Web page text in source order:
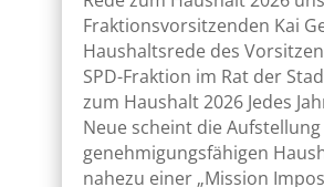
Fraktionsvorsitzenden Kai
Haushaltsrede des
SPD-Fraktion im Rat der
zum Haushalt 2026 Jedes
Neue scheint die Aufstellung
genehmigungsfähigen
nahezu einer „Mission